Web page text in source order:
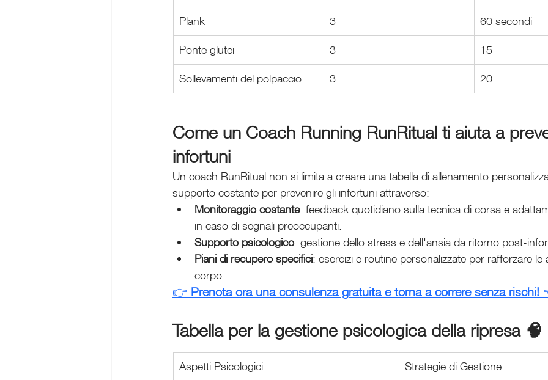
Plank 3 60 secondi
Ponte glutei 3 15
Sollevamenti del polpaccio 3 20
Come un Coach Running RunRitual ti aiuta a
infortuni
Un coach RunRitual non si limita a creare una tabella di allenamento
supporto costante per prevenire gli infortuni attraverso:
Monitoraggio costante: feedback quotidiano sulla tecnica di corsa e
in caso di segnali preoccupanti.
Supporto psicologico: gestione dello stress e dell'ansia da ritorno post-
Piani di recupero specifici: esercizi e routine personalizzate per rafforzare le
corpo.
👉 Prenota ora una consulenza gratuita e torna a correre senza rischi!
Tabella per la gestione psicologica della ripresa 🧠
Aspetti Psicologici Strategie di Gestione